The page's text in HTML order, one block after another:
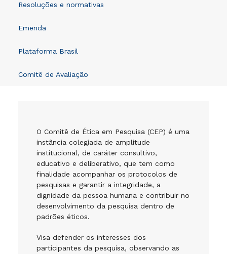
Resoluções e normativas
Emenda
Plataforma Brasil
Comitê de Avaliação
O Comitê de Ética em Pesquisa (CEP) é uma
instância colegiada de amplitude
institucional, de caráter consultivo,
educativo e deliberativo, que tem como
finalidade acompanhar os protocolos de
pesquisas e garantir a integridade, a
dignidade da pessoa humana e contribuir no
desenvolvimento da pesquisa dentro de
padrões éticos.
Visa defender os interesses dos
participantes da pesquisa, observando as